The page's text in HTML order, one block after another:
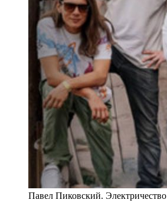
Павел Пиковский. Электричество